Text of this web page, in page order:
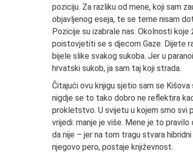
poziciju. Za razliku od mene, koji sam
objavljenog eseja, te se teme nisam
Pozicije su izabrale nas. Okolnosti
poistovjetiti se s djecom Gaze. Dijete
bijele slike svakog sukoba. Jer u
hrvatski sukob, ja sam taj koji strada.
Čitajući ovu knjigu sjetio sam se
nigdje se to tako dobro ne reflektira
prokletstvo. U svijetu u kojem smo svi
vrijedi: manje je više. Mene je to
da nije – jer na tom tragu stvara
njegovo pero, postaje književnost.